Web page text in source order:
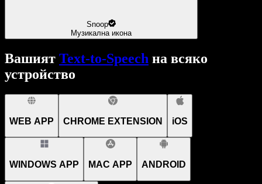
Snoop
Музикална икона
Вашият Text-to-Speech на всяко
устройство
WEB APP CHROME EXTENSION iOS
WINDOWS APP MAC APP ANDROID